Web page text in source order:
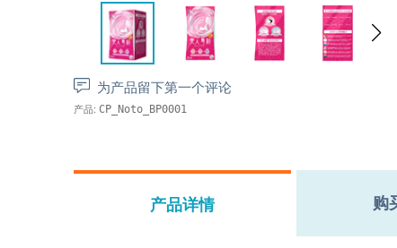
为产品留下第一个评论
产品: CP_Noto_BP0001
产品详情 购